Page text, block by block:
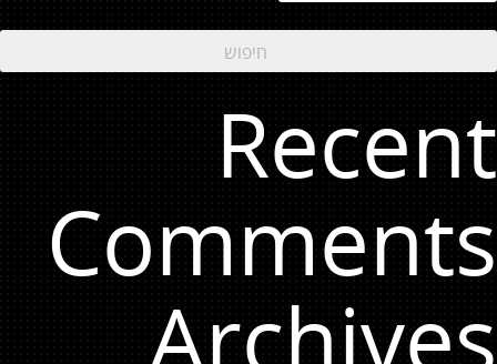
Recent
Comments
Archives